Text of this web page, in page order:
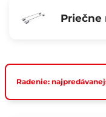
Priečne
Radenie: